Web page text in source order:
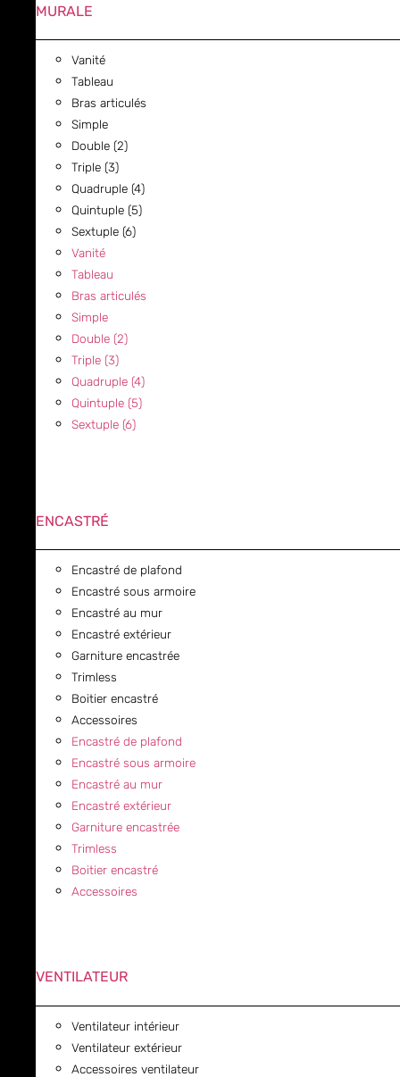
MURALE
Vanité
Tableau
Bras articulés
Simple
Double (2)
Triple (3)
Quadruple (4)
Quintuple (5)
Sextuple (6)
Vanité
Tableau
Bras articulés
Simple
Double (2)
Triple (3)
Quadruple (4)
Quintuple (5)
Sextuple (6)
ENCASTRÉ
Encastré de plafond
Encastré sous armoire
Encastré au mur
Encastré extérieur
Garniture encastrée
Trimless
Boitier encastré
Accessoires
Encastré de plafond
Encastré sous armoire
Encastré au mur
Encastré extérieur
Garniture encastrée
Trimless
Boitier encastré
Accessoires
VENTILATEUR
Ventilateur intérieur
Ventilateur extérieur
Accessoires ventilateur